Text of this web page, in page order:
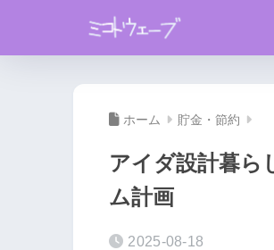
ホーム 貯金・節約
アイダ設計暮ら
ム計画
2025-08-18